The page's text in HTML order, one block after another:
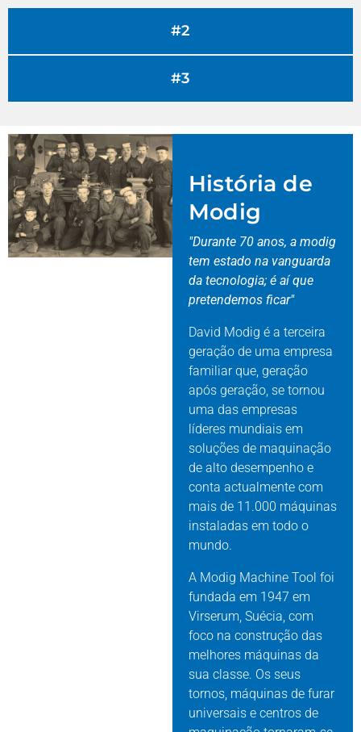
#2
#3
História de
Modig
"Durante 70 anos, a modig
tem estado na vanguarda
da tecnologia; é aí que
pretendemos ficar"
David Modig é a terceira
geração de uma empresa
familiar que, geração
após geração, se tornou
uma das empresas
líderes mundiais em
soluções de maquinação
de alto desempenho e
conta actualmente com
mais de 11.000 máquinas
instaladas em todo o
mundo.
A Modig Machine Tool foi
fundada em 1947 em
Virserum, Suécia, com
foco na construção das
melhores máquinas da
sua classe. Os seus
tornos, máquinas de furar
universais e centros de